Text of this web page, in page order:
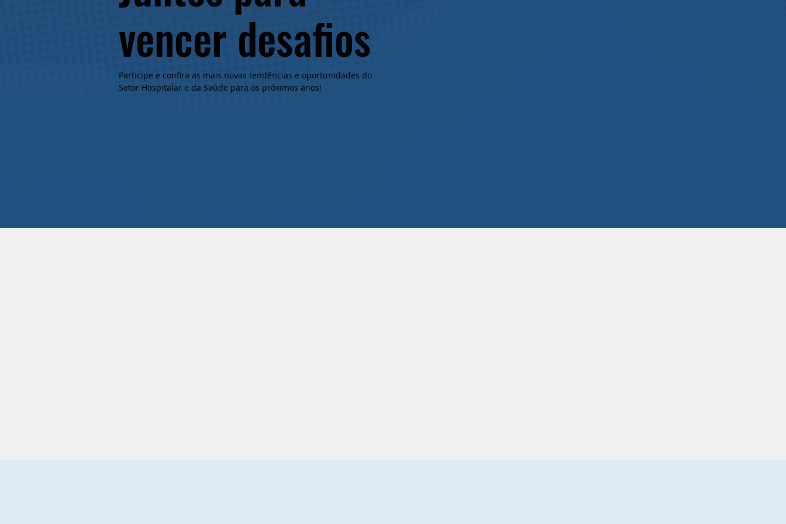
vencer desafios
Participe e confira as mais novas tendências e oportunidades do
Setor Hospitalar e da Saúde para os próximos anos!